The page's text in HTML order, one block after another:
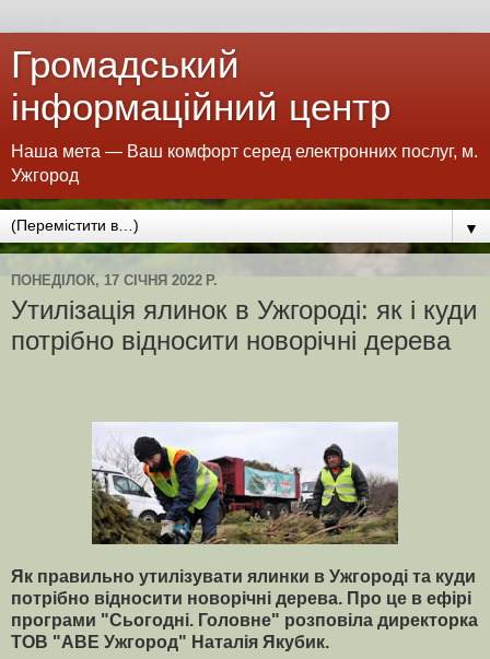
Громадський
інформаційний центр
Наша мета — Ваш комфорт серед електронних послуг, м.
Ужгород
▼
ПОНЕДІЛОК, 17 СІЧНЯ 2022 Р.
Утилізація ялинок в Ужгороді: як і куди
потрібно відносити новорічні дерева
Як правильно утилізувати ялинки в Ужгороді та куди
потрібно відносити новорічні дерева. Про це в ефірі
програми "Сьогодні. Головне" розповіла директорка
ТОВ "АВЕ Ужгород" Наталія Якубик.